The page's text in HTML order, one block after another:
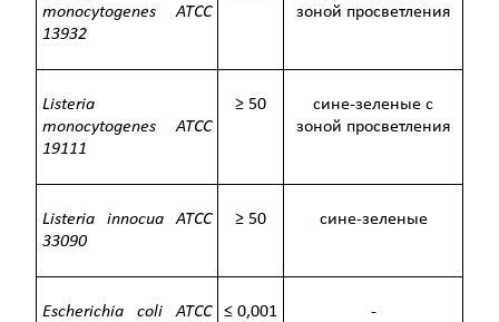
monocytogenes
ATCC
13932
зоной просветления
Listeria
monocytogenesATCC
19111
≥ 50
cине-зеленые с
зоной просветления
Listeria innocua
ATCC
33090
≥ 50 cине-зеленые
Escherichia coli
ATCC
≤ 0,001 -